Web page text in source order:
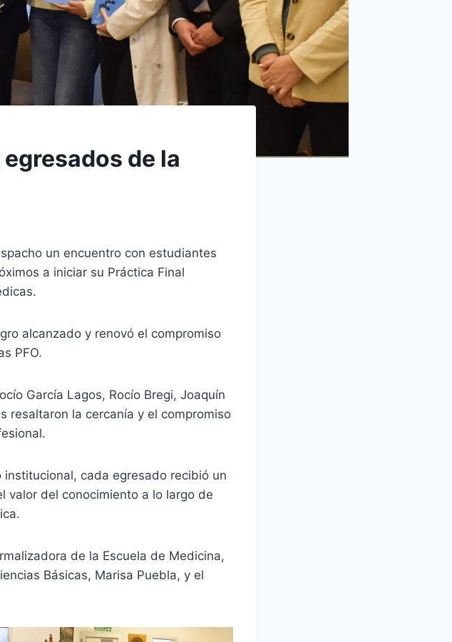
de la
un encuentro con estudiantes
a iniciar su Práctica Final
alcanzado y renovó el compromiso
PFO.
García Lagos, Rocío Bregi, Joaquín
resaltaron la cercanía y el compromiso
cada egresado recibió un
valor del conocimiento a lo largo de
de la Escuela de Medicina,
Básicas, Marisa Puebla, y el